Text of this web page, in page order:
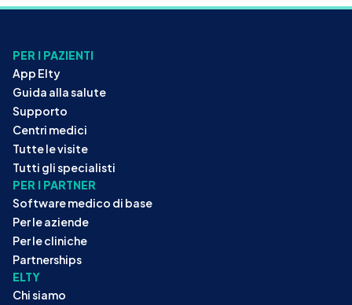
PER I PAZIENTI
App Elty
Guida alla salute
Supporto
Centri medici
Tutte le visite
Tutti gli specialisti
PER I PARTNER
Software medico di base
Per le aziende
Per le cliniche
Partnerships
ELTY
Chi siamo